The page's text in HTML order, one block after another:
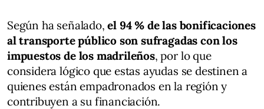
Según ha señalado,el 94 % de las bonificaciones
al transporte público son sufragadas con los
impuestos de los madrileños, por lo que
considera lógico que estas ayudas se destinen a
quienes están empadronados en la región y
contribuyen a su financiación.